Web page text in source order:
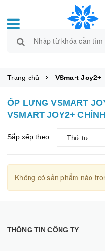
Trang chủ VSmart Joy2+
ỐP LƯNG VSMART
VSMART JOY2+
Sắp xếp theo : Thứ tự
Không có sản phẩm nào
THÔNG TIN CÔNG TY